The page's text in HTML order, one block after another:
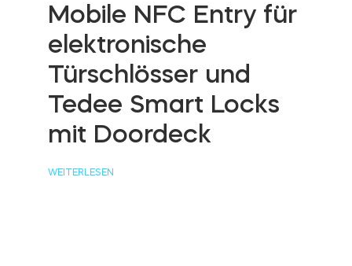
Mobile NFC Entry für
elektronische
Türschlösser und
Tedee Smart Locks
mit Doordeck
WEITERLESEN